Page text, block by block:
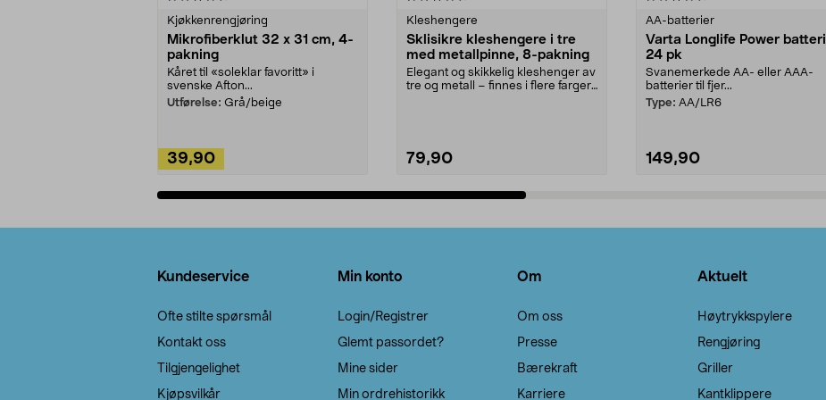
Kjøkkenrengjøring
Mikrofiberklut 32 x 31 cm, 4-
pakning
Kåret til «soleklar favoritt» i
svenske Afton...
Utførelse: Grå/beige
39,90
Kleshengere
Sklisikre kleshengere i tre
med metallpinne, 8-pakning
Elegant og skikkelig kleshenger av
tre og metall – finnes i flere farger.
79,90
AA-batterier
Varta Longlife Power batteri
24 pk
Svanemerkede AA- eller AAA-
batterier til fjer...
Type: AA/LR6
149,90
Kundeservice
Ofte stilte spørsmål
Kontakt oss
Tilgjengelighet
Kjøpsvilkår
Min konto
Login/Registrer
Glemt passordet?
Mine sider
Min ordrehistorikk
Om
Om oss
Presse
Bærekraft
Karriere
Aktuelt
Høytrykkspylere
Rengjøring
Griller
Kantklippere